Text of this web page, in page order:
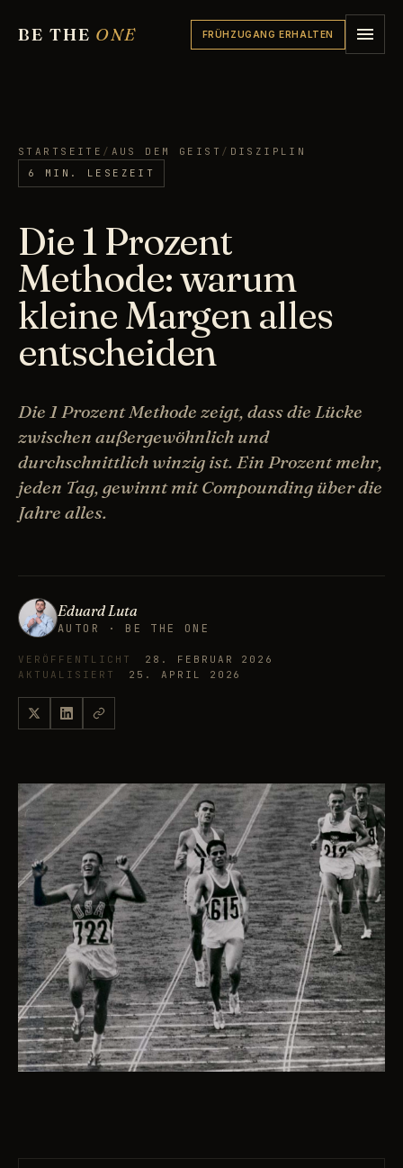
BE THE ONE FRÜHZUGANG ERHALTEN
STARTSEITE / AUS DEM GEIST / DISZIPLIN
6 MIN. LESEZEIT
Die 1 Prozent
Methode: warum
kleine Margen alles
entscheiden
Die 1 Prozent Methode zeigt, dass die Lücke
zwischen außergewöhnlich und
durchschnittlich winzig ist. Ein Prozent mehr,
jeden Tag, gewinnt mit Compounding über die
Jahre alles.
Eduard Luta
AUTOR · BE THE ONE
VERÖFFENTLICHT
28. FEBRUAR 2026
AKTUALISIERT
25. APRIL 2026